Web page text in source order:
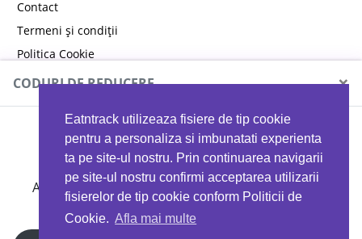
Eatntrack utilizeaza fisiere de tip cookie
pentru a personaliza si imbunatati experienta
ta pe site-ul nostru. Prin continuarea navigarii
pe site-ul nostru confirmi acceptarea utilizarii
fisierelor de tip cookie conform Politicii de
Cookie. Afla mai multe
Contact
Termeni și condiții
Politica Cookie
Politica de confidențialitate
CODURI DE REDUCERE ×
MYPROTEIN
Ai 40%reducere la orice comandă folosind codul
EATTRACK